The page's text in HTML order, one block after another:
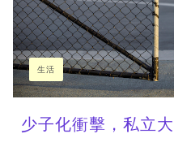
生活
少子化衝擊，私立